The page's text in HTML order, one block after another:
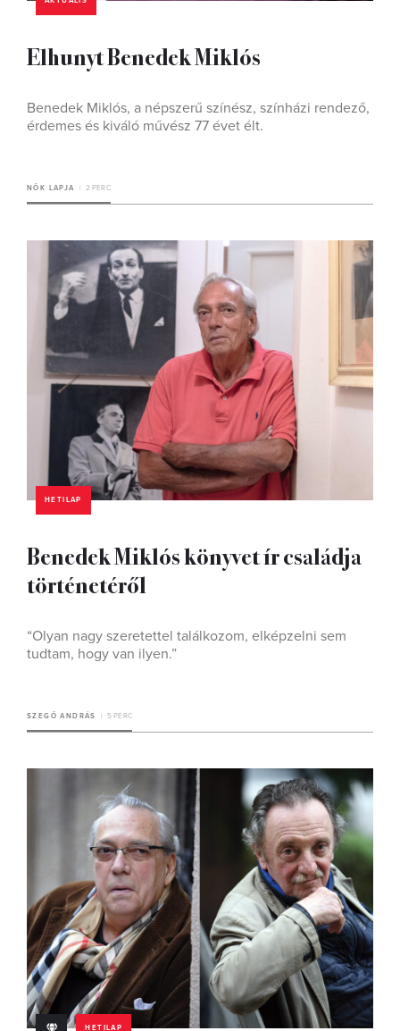
Elhunyt Benedek Miklós
Benedek Miklós, a népszerű színész, színházi rendező,
érdemes és kiváló művész 77 évet élt.
NŐK LAPJA 2 PERC
HETILAP
Benedek Miklós könyvet ír családja
történetéről
“Olyan nagy szeretettel találkozom, elképzelni sem
tudtam, hogy van ilyen.”
SZEGŐ ANDRÁS 5 PERC
HETILAP